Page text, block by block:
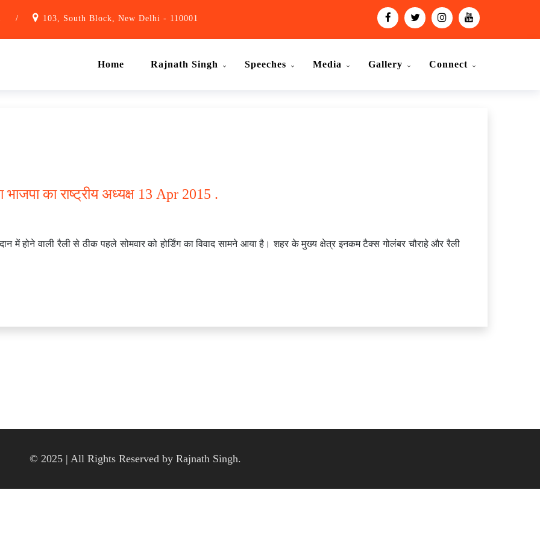
/ 103, South Block, New Delhi - 110001
Home Rajnath Singh Speeches Media Gallery Connect
भाजपा का राष्ट्रीय अध्यक्ष 13 Apr 2015 .
में होने वाली रैली से ठीक पहले सोमवार को होर्डिंग का विवाद सामने आया है। शहर के मुख्य क्षेत्र इनकम टैक्स गोलंबर चौराहे और रैली
© 2025 | All Rights Reserved by Rajnath Singh.